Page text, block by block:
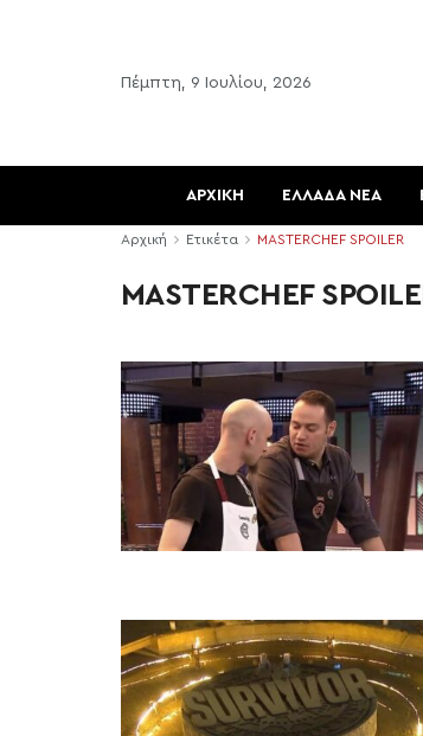
Πέμπτη, 9 Ιουλίου, 2026
ΑΡΧΙΚΗ ΕΛΛΑΔΑ ΝΕΑ
Αρχική Ετικέτα MASTERCHEF SPOILER
MASTERCHEF